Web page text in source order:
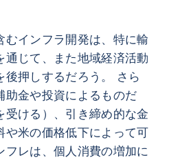
むインフラ開発は、特に輸
通じて、また地域経済活動
後押しするだろう。 さら
助金や投資によるものだ
受ける）、引き締め的な金
や米の価格低下によって可
フレは、個人消費の増加に